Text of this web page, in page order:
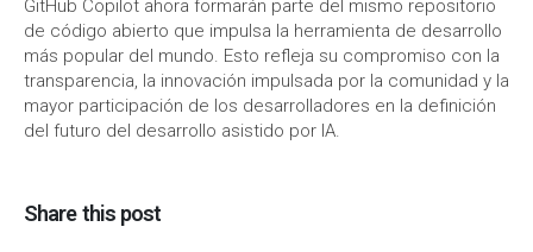
GitHub Copilot ahora formarán parte del mismo repositorio
de código abierto que impulsa la herramienta de desarrollo
más popular del mundo. Esto refleja su compromiso con la
transparencia, la innovación impulsada por la comunidad y la
mayor participación de los desarrolladores en la definición
del futuro del desarrollo asistido por IA.
Share this post